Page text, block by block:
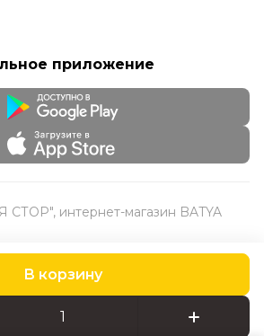
В корзину
приложение
интернет-магазин BATYA
Оферта